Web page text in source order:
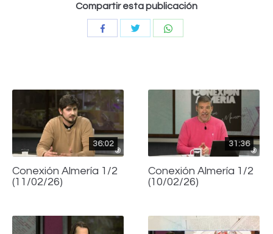
Compartir esta publicación
CompartirCompartir
36:02
Conexión Almería 1/2
(11/02/26)
31:36
Conexión Almería 1/2
(10/02/26)